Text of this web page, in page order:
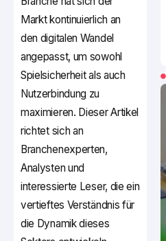
Markt kontinuierlich an
den digitalen Wandel
angepasst, um sowohl
Spielsicherheit als auch
Nutzerbindung zu
maximieren. Dieser Artikel
richtet sich an
Branchenexperten,
Analysten und
interessierte Leser, die ein
vertieftes Verständnis für
die Dynamik dieses